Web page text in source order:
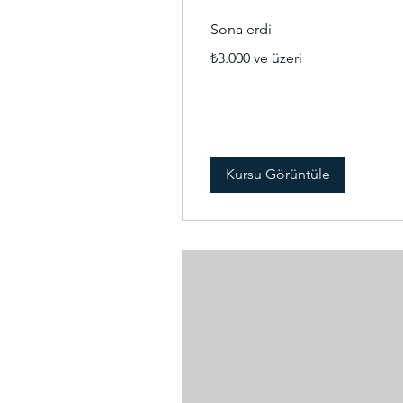
Sona erdi
Türk
₺3.000 ve üzeri
Kursu Görüntüle